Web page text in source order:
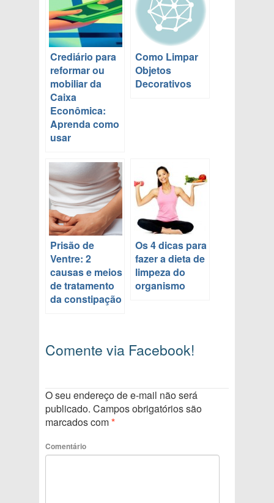
Crediário para
reformar ou
mobiliar da
Caixa
Econômica:
Aprenda como
usar
Como Limpar
Objetos
Decorativos
Prisão de
Ventre: 2
causas e meios
de tratamento
da constipação
Os 4 dicas para
fazer a dieta de
limpeza do
organismo
Comente via Facebook!
O seu endereço de e-mail não será
publicado. Campos obrigatórios são
marcados com*
Comentário